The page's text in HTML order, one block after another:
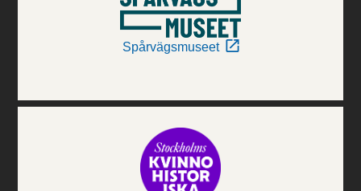
Spårvägsmuseet